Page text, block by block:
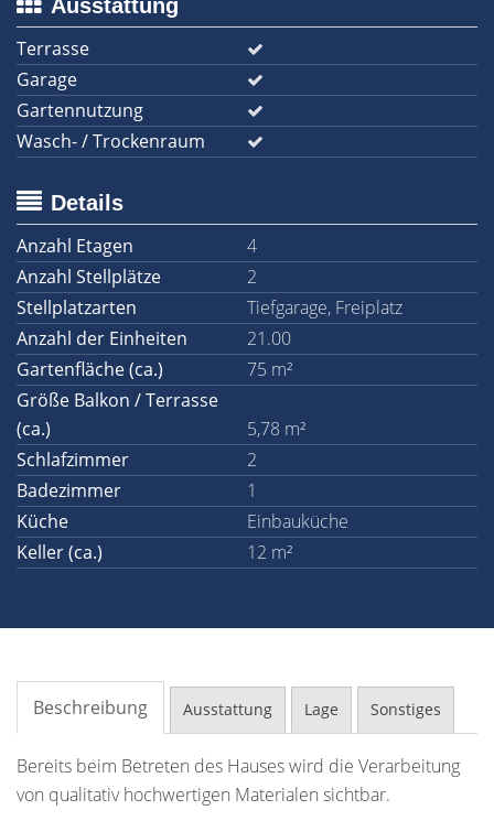
Ausstattung
Terrasse
Garage
Gartennutzung
Wasch- / Trockenraum
Details
Anzahl Etagen
4
Anzahl Stellplätze
2
Stellplatzarten
Tiefgarage, Freiplatz
Anzahl der Einheiten
21.00
Gartenfläche (ca.)
75 m²
Größe Balkon / Terrasse
(ca.)
5,78 m²
Schlafzimmer
2
Badezimmer
1
Küche
Einbauküche
Keller (ca.)
12 m²
Beschreibung Ausstattung Lage Sonstiges
Bereits beim Betreten des Hauses wird die Verarbeitung
von qualitativ hochwertigen Materialen sichtbar.